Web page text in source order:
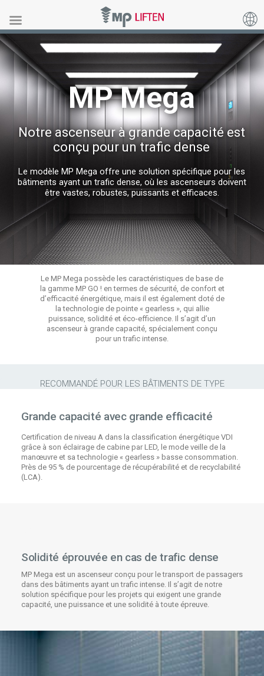
MP Mega
MP Mega
Notre ascenseur à grande capacité est
conçu pour un trafic dense
Le modèle MP Mega offre une solution spécifique pour les
bâtiments ayant un trafic dense, où les ascenseurs doivent
être vastes, robustes, puissants et efficaces.
Le MP Mega possède les caractéristiques de base de
la gamme MP GO ! en termes de sécurité, de confort et
d’efficacité énergétique, mais il est également doté de
la technologie de pointe « gearless », qui allie
puissance, solidité et éco-efficience. Il s’agit d’un
ascenseur à grande capacité, spécialement conçu
pour un trafic intense.
RECOMMANDÉ POUR LES BÂTIMENTS DE TYPE
Grande capacité avec grande efficacité
Certification de niveau A dans la classification énergétique VDI
grâce à son éclairage de cabine par LED, le mode veille de la
manœuvre et sa technologie « gearless » basse consommation.
Près de 95 % de pourcentage de récupérabilité et de recyclabilité
(LCA).
Solidité éprouvée en cas de trafic dense
MP Mega est un ascenseur conçu pour le transport de passagers
dans des bâtiments ayant un trafic intense. Il s’agit de notre
solution spécifique pour les projets qui exigent une grande
capacité, une puissance et une solidité à toute épreuve.